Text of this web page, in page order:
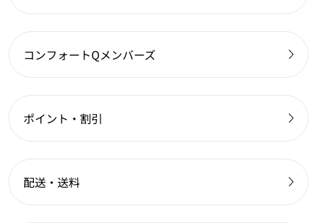
コンフォートQメンバーズ
ポイント・割引
配送・送料